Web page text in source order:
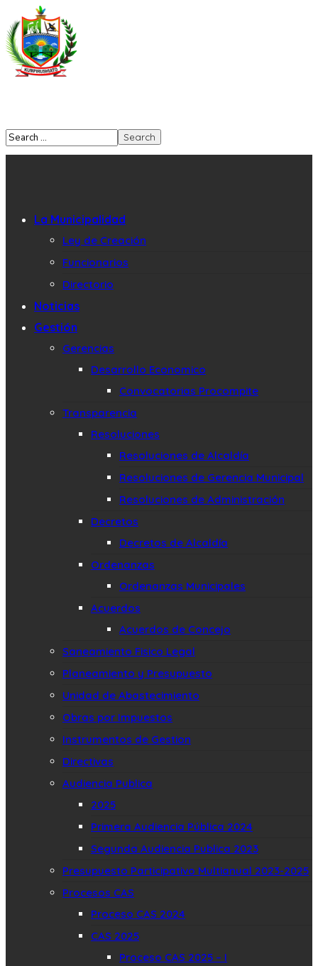
La Municipalidad
Ley de Creación
Funcionarios
Directorio
Noticias
Gestión
Gerencias
Desarrollo Economico
Convocatorias Procompite
Transparencia
Resoluciones
Resoluciones de Alcaldía
Resoluciones de Gerencia Municipal
Resoluciones de Administración
Decretos
Decretos de Alcaldía
Ordenanzas
Ordenanzas Municipales
Acuerdos
Acuerdos de Concejo
Saneamiento Fisico Legal
Planeamiento y Presupuesto
Unidad de Abastecimiento
Obras por Impuestos
Instrumentos de Gestion
Directivas
Audiencia Publica
2025
Primera Audiencia Pública 2024
Segunda Audiencia Publica 2023
Presupuesto Participativo Multianual 2023-2025
Procesos CAS
Proceso CAS 2024
CAS 2025
Proceso CAS 2025 – I